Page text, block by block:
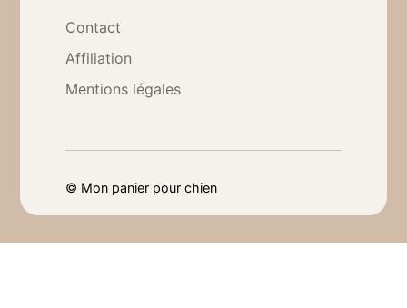
Contact
Affiliation
Mentions légales
© Mon panier pour chien